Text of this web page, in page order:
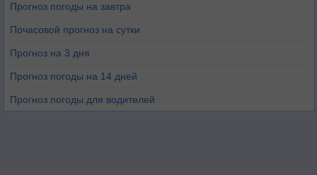
Прогноз погоды на завтра
Почасовой прогноз на сутки
Прогноз на 3 дня
Прогноз погоды на 14 дней
Прогноз погоды для водителей